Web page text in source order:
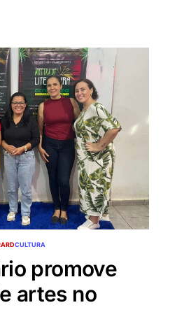
CULTURA
promove
artes no